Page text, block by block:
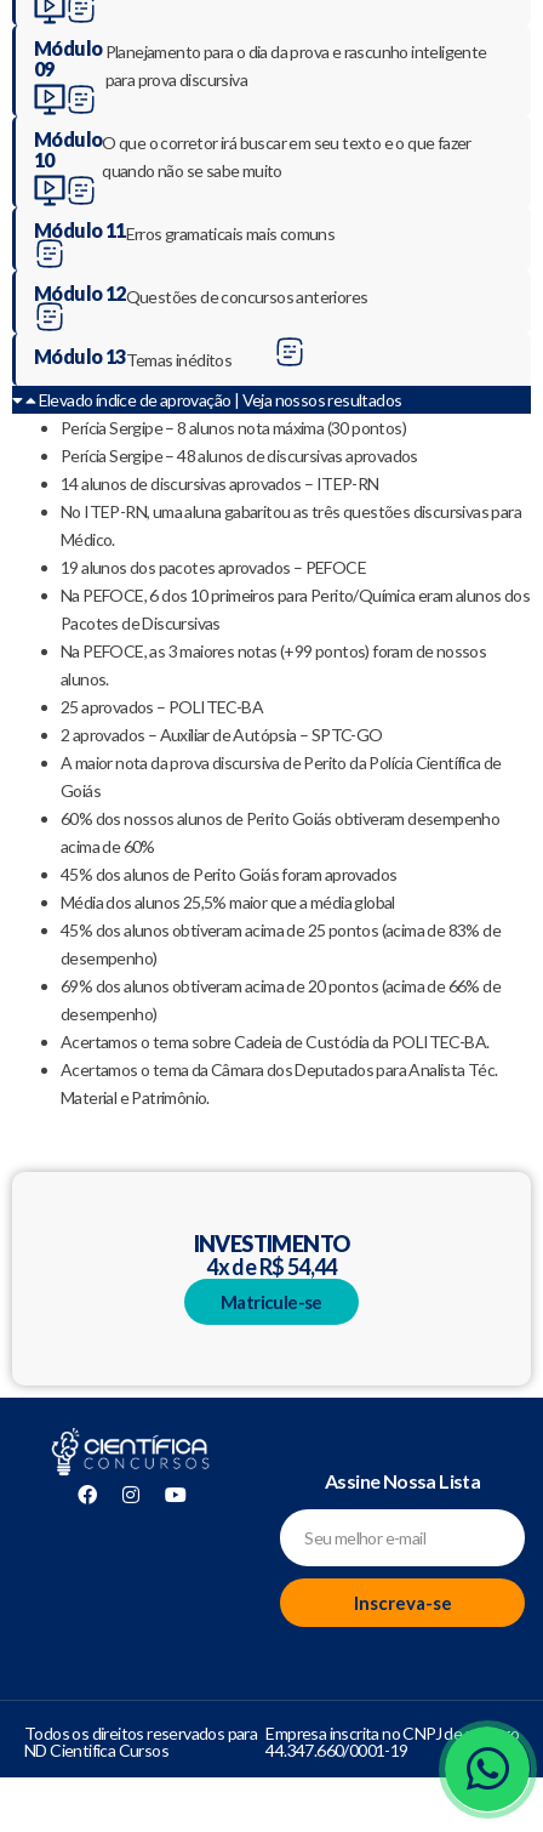
Módulo
09
Planejamento para o dia da prova e rascunho inteligente
para prova discursiva
Módulo
10
O que o corretor irá buscar em seu texto e o que fazer
quando não se sabe muito
Módulo 11Erros gramaticais mais comuns
Módulo 12Questões de concursos anteriores
Módulo 13Temas inéditos
Elevado índice de aprovação | Veja nossos resultados
Perícia Sergipe – 8 alunos nota máxima (30 pontos)
Perícia Sergipe – 48 alunos de discursivas aprovados
14 alunos de discursivas aprovados – ITEP-RN
No ITEP-RN, uma aluna gabaritou as três questões discursivas para
Médico.
19 alunos dos pacotes aprovados – PEFOCE
Na PEFOCE, 6 dos 10 primeiros para Perito/Química eram alunos dos
Pacotes de Discursivas
Na PEFOCE, as 3 maiores notas (+99 pontos) foram de nossos
alunos.
25 aprovados – POLITEC-BA
2 aprovados – Auxiliar de Autópsia – SPTC-GO
A maior nota da prova discursiva de Perito da Polícia Científica de
Goiás
60% dos nossos alunos de Perito Goiás obtiveram desempenho
acima de 60%
45% dos alunos de Perito Goiás foram aprovados
Média dos alunos 25,5% maior que a média global
45% dos alunos obtiveram acima de 25 pontos (acima de 83% de
desempenho)
69% dos alunos obtiveram acima de 20 pontos (acima de 66% de
desempenho)
Acertamos o tema sobre Cadeia de Custódia da POLITEC-BA.
Acertamos o tema da Câmara dos Deputados para Analista Téc.
Material e Patrimônio.
INVESTIMENTO
4x de R$ 54,44
Matricule-se
Assine Nossa Lista
Inscreva-se
Todos os direitos reservados para
ND Cientifica Cursos
Empresa inscrita no CNPJ de número
44.347.660/0001-19